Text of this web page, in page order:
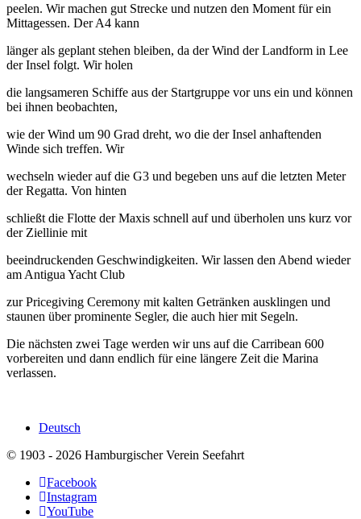
peelen. Wir machen gut Strecke und nutzen den Moment für ein
Mittagessen. Der A4 kann
länger als geplant stehen bleiben, da der Wind der Landform in Lee
der Insel folgt. Wir holen
die langsameren Schiffe aus der Startgruppe vor uns ein und können
bei ihnen beobachten,
wie der Wind um 90 Grad dreht, wo die der Insel anhaftenden
Winde sich treffen. Wir
wechseln wieder auf die G3 und begeben uns auf die letzten Meter
der Regatta. Von hinten
schließt die Flotte der Maxis schnell auf und überholen uns kurz vor
der Ziellinie mit
beeindruckenden Geschwindigkeiten. Wir lassen den Abend wieder
am Antigua Yacht Club
zur Pricegiving Ceremony mit kalten Getränken ausklingen und
staunen über prominente Segler, die auch hier mit Segeln.
Die nächsten zwei Tage werden wir uns auf die Carribean 600
vorbereiten und dann endlich für eine längere Zeit die Marina
verlassen.
Deutsch
© 1903 - 2026 Hamburgischer Verein Seefahrt
Facebook
Instagram
YouTube